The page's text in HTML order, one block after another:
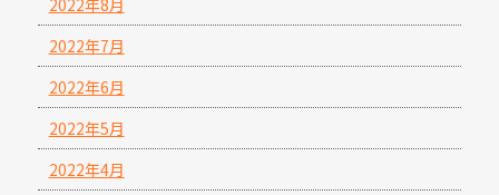
2022年8月
2022年7月
2022年6月
2022年5月
2022年4月